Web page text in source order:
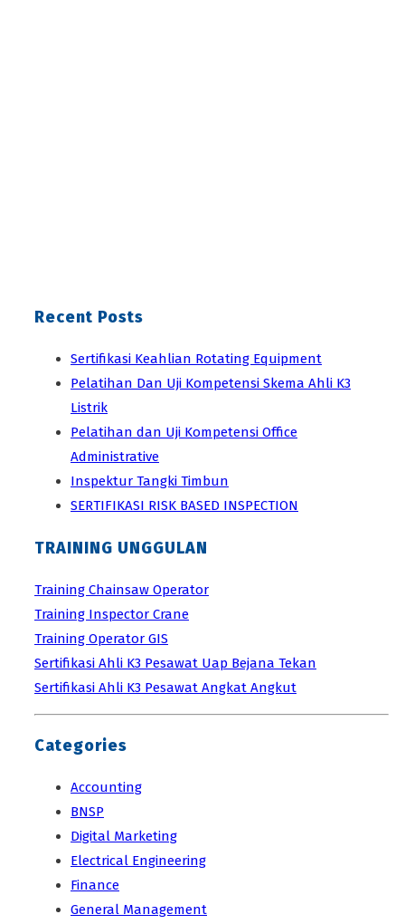
Recent Posts
Sertifikasi Keahlian Rotating Equipment
Pelatihan Dan Uji Kompetensi Skema Ahli K3
Listrik
Pelatihan dan Uji Kompetensi Office
Administrative
Inspektur Tangki Timbun
SERTIFIKASI RISK BASED INSPECTION
TRAINING UNGGULAN
Training Chainsaw Operator
Training Inspector Crane
Training Operator GIS
Sertifikasi Ahli K3 Pesawat Uap Bejana Tekan
Sertifikasi Ahli K3 Pesawat Angkat Angkut
Categories
Accounting
BNSP
Digital Marketing
Electrical Engineering
Finance
General Management